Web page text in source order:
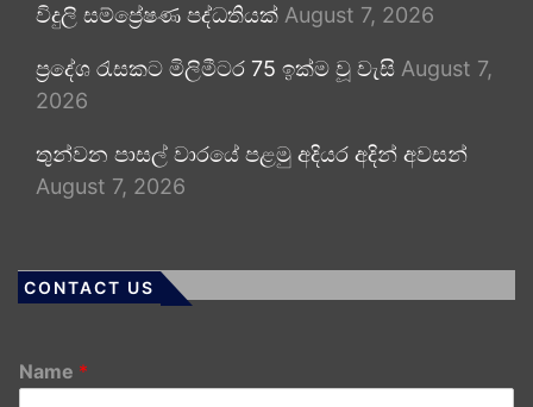
විදුලි සම්ප්‍රේෂණ පද්ධතියක් August 7, 2026
ප්‍රදේශ රැසකට මිලිමීටර 75 ඉක්ම වූ වැසි August 7,
2026
තුන්වන පාසල් වාරයේ පළමු අදියර අදින් අවසන්
August 7, 2026
CONTACT US
Name *